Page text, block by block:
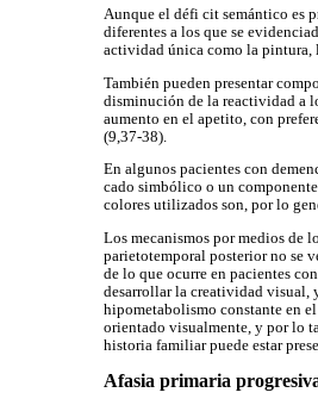
Aunque el défi cit semántico es
diferentes a los que se
actividad única como la pintura,
También pueden presentar
disminución de la reactividad a
aumento en el apetito, con
(9,37-38).
En algunos pacientes con
cado simbólico o un
colores utilizados son, por lo
Los mecanismos por medios de
parietotemporal posterior no se
de lo que ocurre en pacientes
desarrollar la creatividad visual,
hipometabolismo constante en
orientado visualmente, y por lo
historia familiar puede estar
Afasia primaria